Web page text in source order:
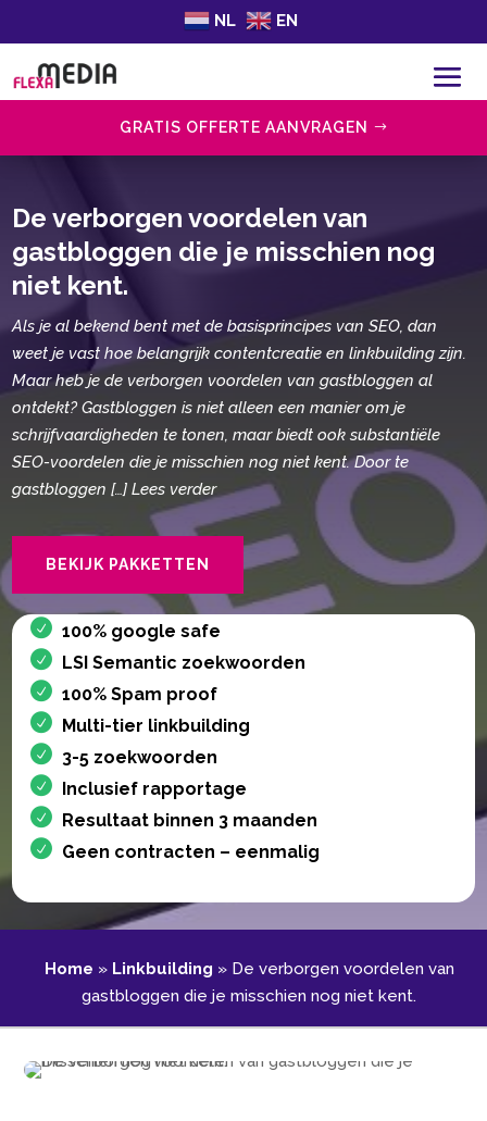
NL EN
GRATIS OFFERTE AANVRAGEN
De verborgen voordelen van
gastbloggen die je misschien nog
niet kent.​
Als je al bekend bent met de basisprincipes van SEO, dan
weet je vast hoe belangrijk contentcreatie en linkbuilding zijn.
Maar heb je de verborgen voordelen van gastbloggen al
ontdekt? Gastbloggen is niet alleen een manier om je
schrijfvaardigheden te tonen, maar biedt ook substantiële
SEO-voordelen die je misschien nog niet kent. Door te
gastbloggen […] Lees verder
BEKIJK PAKKETTEN
100% google safe
LSI Semantic zoekwoorden
100% Spam proof
Multi-tier linkbuilding
3-5 zoekwoorden
Inclusief rapportage
Resultaat binnen 3 maanden
Geen contracten – eenmalig
Home » Linkbuilding » De verborgen voordelen van
gastbloggen die je misschien nog niet kent.​